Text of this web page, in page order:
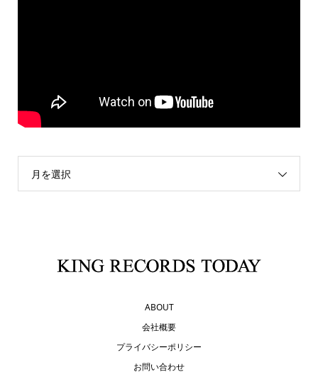
月を選択
ABOUT
会社概要
プライバシーポリシー
お問い合わせ